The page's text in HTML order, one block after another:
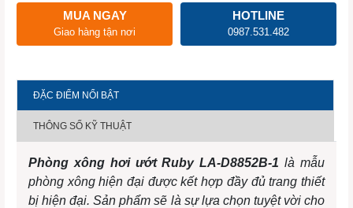
MUA NGAY
Giao hàng tận nơi
HOTLINE
0987.531.482
ĐẶC ĐIỂM NỔI BẬT
THÔNG SỐ KỸ THUẬT
Phòng xông hơi ướt Ruby LA-D8852B-1 là mẫu
phòng xông hiện đại được kết hợp đầy đủ trang thiết
bị hiện đại. Sản phẩm sẽ là sự lựa chọn tuyệt vời cho